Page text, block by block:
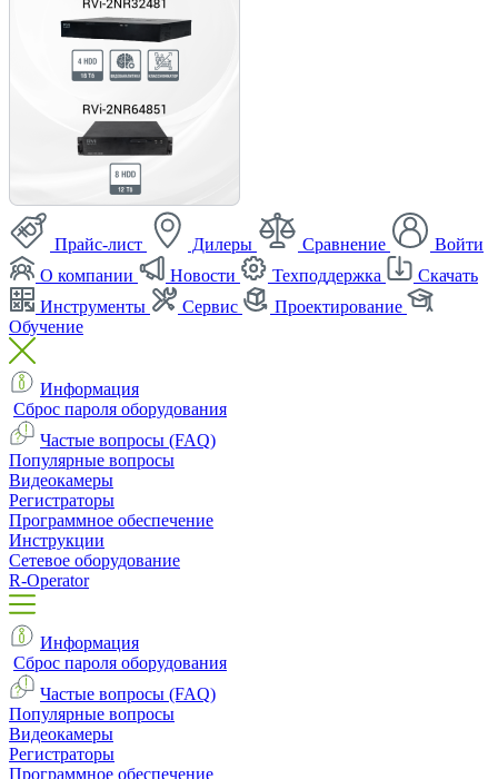
Прайс-лист Дилеры Сравнение
Войти
О компании
Новости Техподдержка
Скачать
Инструменты
Сервис
Проектирование
Обучение
Информация
Сброс пароля оборудования
Частые вопросы (FAQ)
Популярные вопросы
Видеокамеры
Регистраторы
Программное обеспечение
Инструкции
Сетевое оборудование
R-Operator
Информация
Сброс пароля оборудования
Частые вопросы (FAQ)
Популярные вопросы
Видеокамеры
Регистраторы
Программное обеспечение